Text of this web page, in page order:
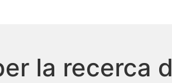
la recerca